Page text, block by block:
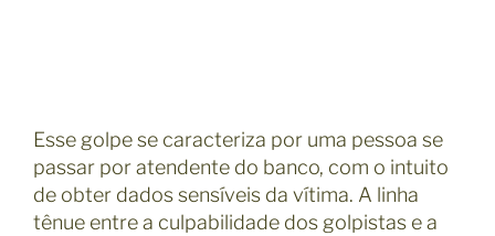
Esse golpe se caracteriza por uma pessoa se
passar por atendente do banco, com o intuito
de obter dados sensíveis da vítima. A linha
tênue entre a culpabilidade dos golpistas e a